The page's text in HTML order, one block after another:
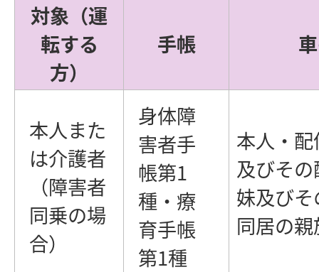
対象（運
転する
方）
手帳
本人また
は介護者
（障害者
同乗の場
合）
身体障
害者手
帳第1
種・療
育手帳
第1種
本人・
及びそ
妹及び
同居の